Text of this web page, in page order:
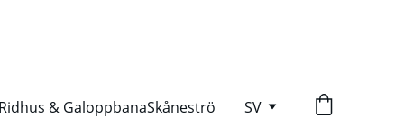
Ridhus & GaloppbanaSkåneströ SV